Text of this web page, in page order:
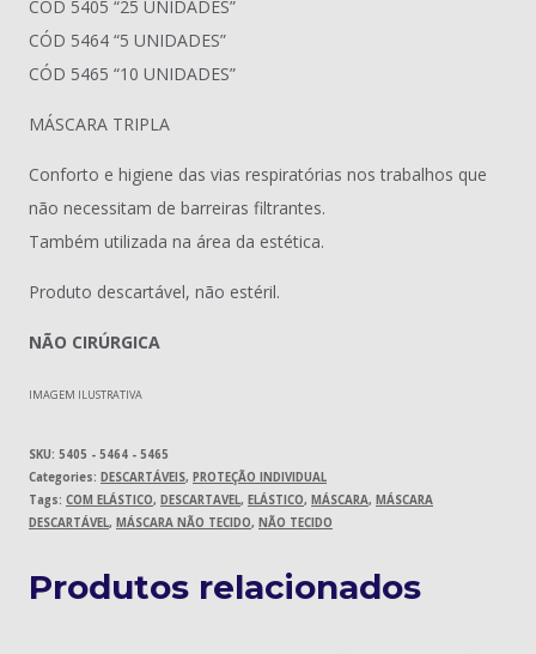
CÓD 5405 “25 UNIDADES”
CÓD 5464 “5 UNIDADES”
CÓD 5465 “10 UNIDADES”
MÁSCARA TRIPLA
Conforto e higiene das vias respiratórias nos trabalhos que
não necessitam de barreiras filtrantes.
Também utilizada na área da estética.
Produto descartável, não estéril.
NÃO CIRÚRGICA
IMAGEM ILUSTRATIVA
SKU: 5405 - 5464 - 5465
Categories: DESCARTÁVEIS, PROTEÇÃO INDIVIDUAL
Tags: COM ELÁSTICO, DESCARTAVEL, ELÁSTICO, MÁSCARA, MÁSCARA
DESCARTÁVEL, MÁSCARA NÃO TECIDO, NÃO TECIDO
Produtos relacionados